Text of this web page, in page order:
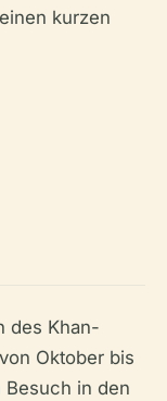
kurzen
des Khan-
Oktober bis
Besuch in den